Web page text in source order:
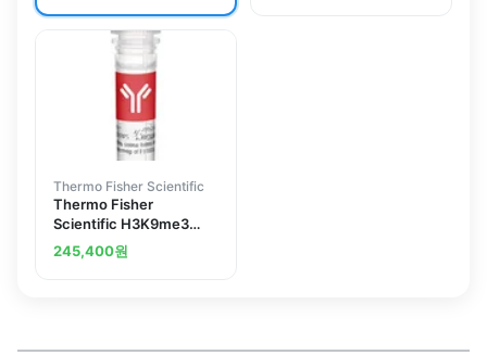
Thermo Fisher Scientific
Thermo Fisher
Scientific H3K9me3
Recombinant
Superclonal Antibody
245,400원